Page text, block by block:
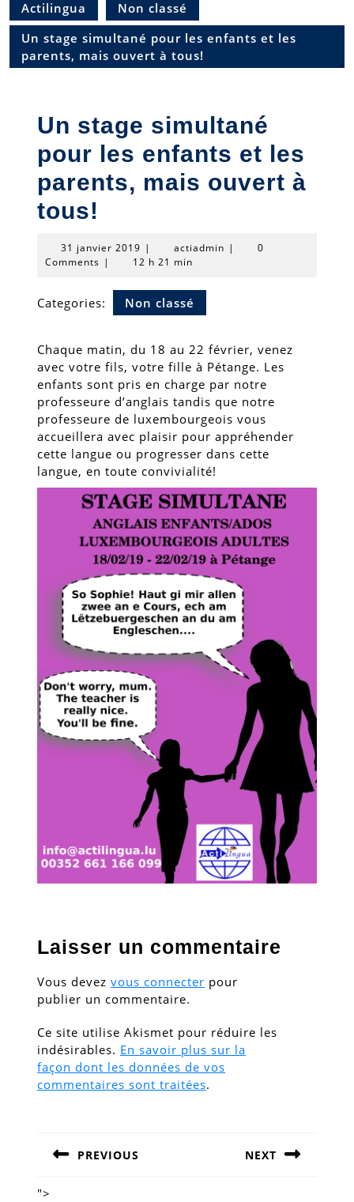
Actilingua
Non classé
Un stage simultané pour les enfants et les
parents, mais ouvert à tous!
Un stage simultané
pour les enfants et les
parents, mais ouvert à
tous!
31 janvier 2019 31
janvier
| actiadmin actiadmin
|
0
Comments | 12 h 21 min
Categories: Non classé
Chaque matin, du 18 au 22 février, venez
avec votre fils, votre fille à Pétange. Les
enfants sont pris en charge par notre
professeure d’anglais tandis que notre
professeure de luxembourgeois vous
accueillera avec plaisir pour appréhender
cette langue ou progresser dans cette
langue, en toute convivialité!
Laisser un commentaire
Vous devez vous connecter pour
publier un commentaire.
Ce site utilise Akismet pour réduire les
indésirables. En savoir plus sur la
façon dont les données de vos
commentaires sont traitées.
de
l’article
PREVIOUS
post:
NEXT
">